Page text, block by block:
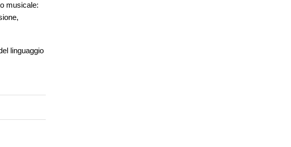
musicale:
linguaggio